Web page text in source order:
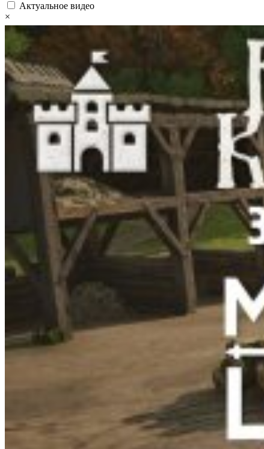
Актуальное видео
×